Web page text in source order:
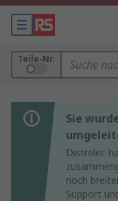
Teile-Nr.
Sie
Distrelec
noch
Support